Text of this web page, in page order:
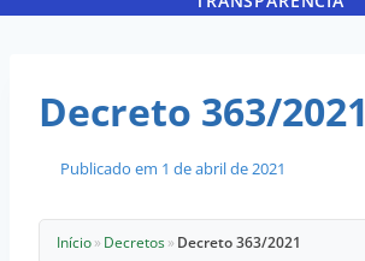
Decreto 363/2021
Publicado em 1 de abril de 2021
Início» Decretos» Decreto 363/2021